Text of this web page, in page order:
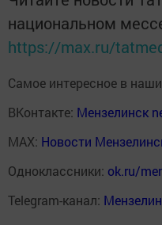
национальном
https://max.ru/
Самое интересное в
ВКонтакте: Мензелинск
MAX: Новости
Одноклассники: ok.ru/
Telegram-канал: